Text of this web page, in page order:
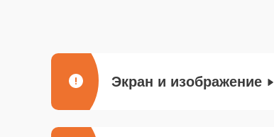
Экран и изображение